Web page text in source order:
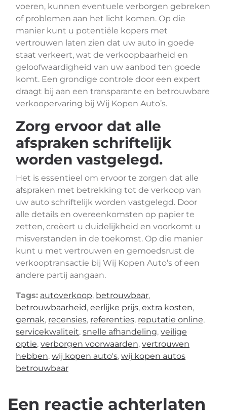
voeren, kunnen eventuele verborgen gebreken
of problemen aan het licht komen. Op die
manier kunt u potentiële kopers met
vertrouwen laten zien dat uw auto in goede
staat verkeert, wat de verkoopbaarheid en
geloofwaardigheid van uw aanbod ten goede
komt. Een grondige controle door een expert
draagt bij aan een transparante en betrouwbare
verkoopervaring bij Wij Kopen Auto’s.
Zorg ervoor dat alle
afspraken schriftelijk
worden vastgelegd.
Het is essentieel om ervoor te zorgen dat alle
afspraken met betrekking tot de verkoop van
uw auto schriftelijk worden vastgelegd. Door
alle details en overeenkomsten op papier te
zetten, creëert u duidelijkheid en voorkomt u
misverstanden in de toekomst. Op die manier
kunt u met vertrouwen en gemoedsrust de
verkooptransactie bij Wij Kopen Auto’s of een
andere partij aangaan.
Tags: autoverkoop, betrouwbaar,
betrouwbaarheid, eerlijke prijs, extra kosten,
gemak, recensies, referenties, reputatie online,
servicekwaliteit, snelle afhandeling, veilige
optie, verborgen voorwaarden, vertrouwen
hebben, wij kopen auto's, wij kopen autos
betrouwbaar
Een reactie achterlaten